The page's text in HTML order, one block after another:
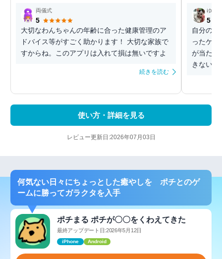
両儀式
5
大切なわんちゃんの年齢に合った健康管理のア
ドバイス等がすごく助かります！ 大切な家族で
すからね。このアプリは入れて損は無いですよ
続きを読む
ゆう
5
自分の
ったケ
が当たる
きない
使い方・詳細を見る
レビュー更新日:2026年07月03日
何気ない日々にちょっとした癒やしを ポチとのゲ
ームに勝ってガラクタを入手
ポチまる ポチが〇〇をくわえてきた
最終アップデート日:2026年5月12日
iPhone Android